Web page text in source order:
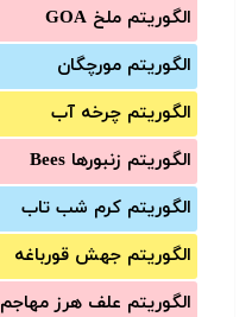
الگوریتم ملخ GOA
الگوریتم مورچگان
الگوریتم چرخه آب
الگوریتم زنبورها Bees
الگوریتم کرم شب تاب
الگوریتم جهش قورباغه
الگوریتم علف هرز مهاجم